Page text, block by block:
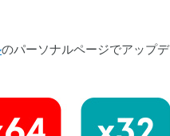
のパーソナルページでアップデ